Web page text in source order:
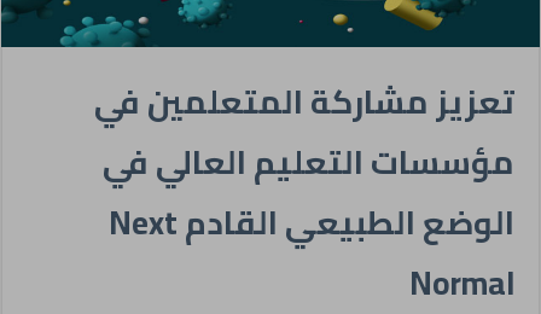
تعزيز مشاركة المتعلمين في
مؤسسات التعليم العالي في
الوضع الطبيعي القادم Next
Normal